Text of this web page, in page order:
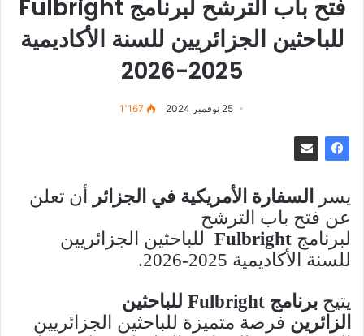
فتح باب الترشح لبرنامج Fulbright
للباحثين الجزائريين للسنة الأكاديمية
2025-2026
25 نوفمبر 2024 1٬167
يسر السفارة الأمريكية في الجزائر
أن تعلن
عن فتح باب الترشح
لبرنامج Fulbright للباحثين الجزائريين
للسنة الأكاديمية 2025-2026.
يتيح برنامج
Fulbright للباحثين
الزائرين فرصة متميزة للباحثين الجزائريين